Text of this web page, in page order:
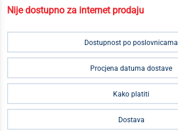
Nije dostupno za internet prodaju
Dostupnost po poslovnicama
Procjena datuma dostave
Kako platiti
Dostava